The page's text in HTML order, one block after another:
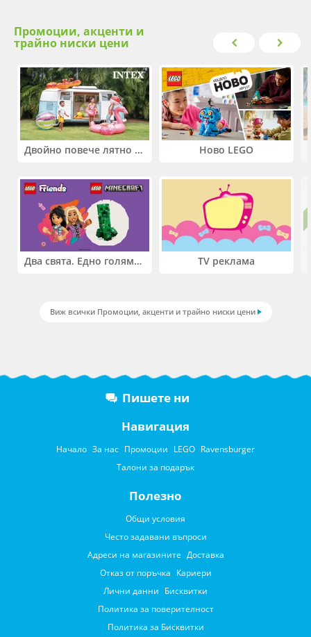
Промоции, акценти и
трайно ниски цени
Двойно повече лятно забавление! Купи 2 продукта INTEX и вземи -33%
Два свята. Едно голямо приключение. Купи 2 продукта LEGO® Friends и/или LEGO® Minecraft и вземи -27%
Ново LEGO
TV реклама
Виж всички Промоции, акценти и трайно ниски цени
Пишете ни
Навигация
Начало За нас Промоции LEGO Ravensburger
Талони за подарък
Полезно
Общи условия
Често задавани въпроси
Адреси на магазините Доставка
Отказ от поръчка Кариери
Лични данни Бисквитки
Политика за поверителност
Политика за Бисквитки